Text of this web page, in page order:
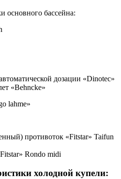
основного бассейна:
дозации «Dinotec»
«Behncke»
lahme»
противоток «Fitstar» Taifun
Rondo midi
холодной купели: